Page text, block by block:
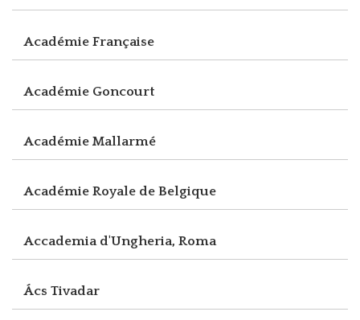
Académie Française
Académie Goncourt
Académie Mallarmé
Académie Royale de Belgique
Accademia d'Ungheria, Roma
Ács Tivadar